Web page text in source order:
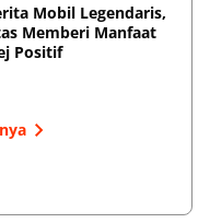
Mobil Legendaris,
Memberi Manfaat
Positif